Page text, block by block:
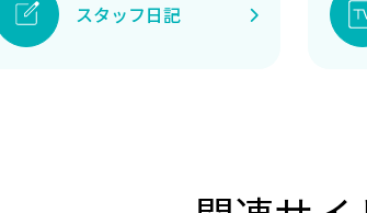
スタッフ日記